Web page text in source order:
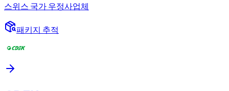
스위스 국가 우정사업체
패키지 추적